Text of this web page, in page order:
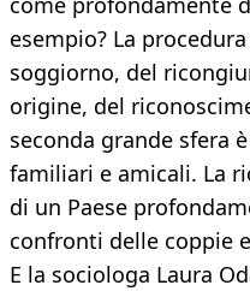
esempio? La
soggiorno, del
origine, del
seconda grande sfera
familiari e amicali. La
di un Paese
confronti delle coppie
E la sociologa Laura